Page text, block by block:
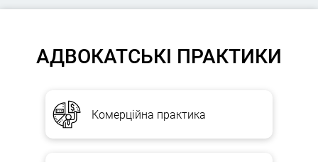
АДВОКАТСЬКІ ПРАКТИКИ
Комерційна практика